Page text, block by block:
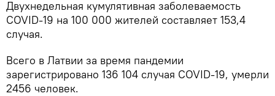
Двухнедельная кумулятивная заболеваемость
COVID-19 на 100 000 жителей составляет 153,4
случая.
Всего в Латвии за время пандемии
зарегистрировано 136 104 случая COVID-19, умерли
2456 человек.